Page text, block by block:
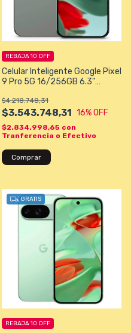
Celular Inteligente Google Pixel
9 Pro 5G 16/256GB 6.3"
Hazel
$3.543.748,31
$4.218.748,31
16% OFF
REBAJA 10 OFF
$2.834.998,65 con
Tranferencia o Efectivo
Comprar
GRATIS
REBAJA 10 OFF